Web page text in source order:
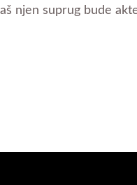
njen suprug bude